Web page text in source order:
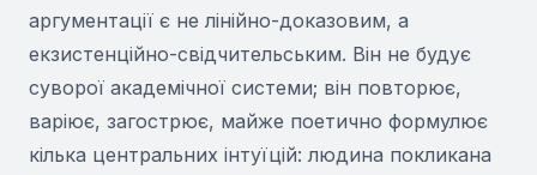
аргументації є не лінійно-доказовим, а
екзистенційно-свідчительським. Він не будує
суворої академічної системи; він повторює,
варіює, загострює, майже поетично формулює
кілька центральних інтуїцій: людина покликана